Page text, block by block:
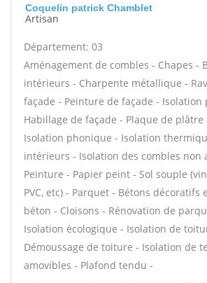
Coquelin patrick Chamblet
Artisan
Département: 03
Aménagement de combles - Chapes -
intérieurs - Charpente métallique -
façade - Peinture de façade -
Habillage de façade - Plaque de plâtre
Isolation phonique - Isolation
intérieurs - Isolation des combles non
Peinture - Papier peint - Sol souple
PVC, etc) - Parquet - Bétons décoratifs
béton - Cloisons - Rénovation de
Isolation écologique - Isolation de
Démoussage de toiture - Isolation de
amovibles - Plafond tendu -